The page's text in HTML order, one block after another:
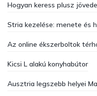
Hogyan keress plusz
Stria kezelése: menete és
Az online ékszerboltok
Kicsi L alakú konyhabútor
Ausztria legszebb helyei